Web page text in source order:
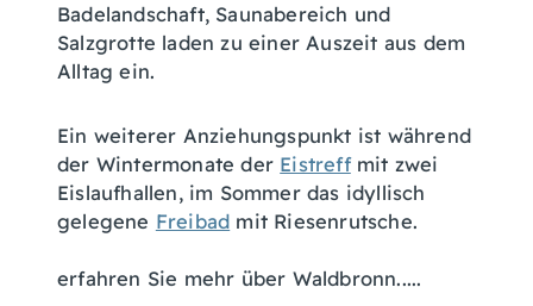
Badelandschaft, Saunabereich und
Salzgrotte laden zu einer Auszeit aus dem
Alltag ein.
Ein weiterer Anziehungspunkt ist während
der Wintermonate der Eistreffmit zwei
Eislaufhallen, im Sommer das idyllisch
gelegene Freibad mit Riesenrutsche.
erfahren Sie mehr über Waldbronn.....